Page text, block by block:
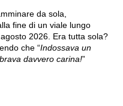
da sola,
fine di un viale lungo
2026. Era tutta sola?
che “Indossava un
davvero carina!”